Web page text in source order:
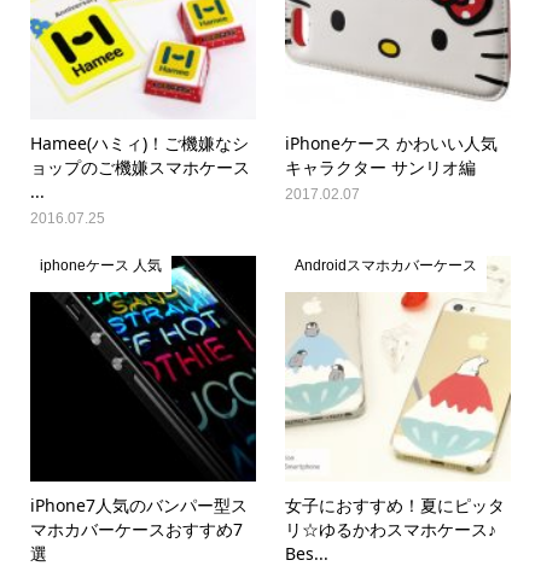
Hamee(ハミィ)！ご機嫌なシ
ョップのご機嫌スマホケース
...
2016.07.25
iPhoneケース かわいい人気
キャラクター サンリオ編
2017.02.07
iphoneケース 人気
iPhone7人気のバンパー型ス
マホカバーケースおすすめ7
選
Androidスマホカバーケース
女子におすすめ！夏にピッタ
リ☆ゆるかわスマホケース♪
Bes...